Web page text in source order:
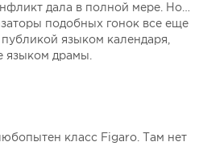
дала в полной мере. Но…
подобных гонок все еще
языком календаря,
языком драмы.
класс Figaro. Там нет